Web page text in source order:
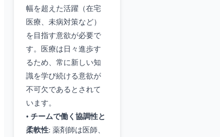
幅を超えた活躍（在宅
医療、未病対策など）
を目指す意欲が必要で
す。医療は日々進歩す
るため、常に新しい知
識を学び続ける意欲が
不可欠であるとされて
います。
• チームで働く協調性と
柔軟性: 薬剤師は医師、